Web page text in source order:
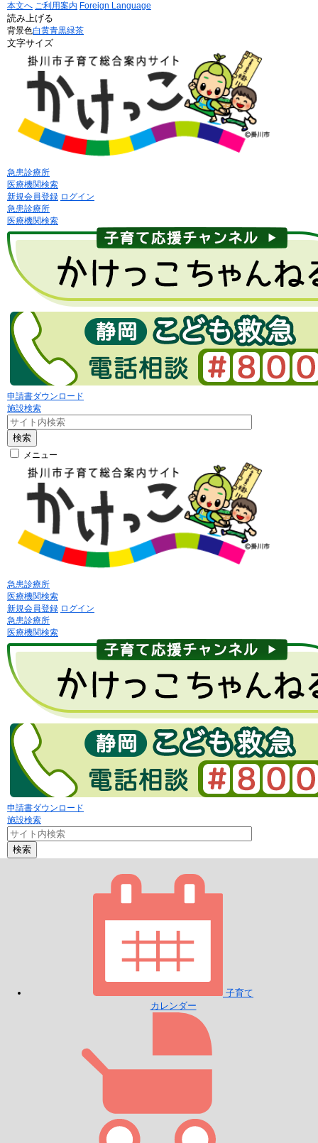
本文へ ご利用案内 Foreign Language
読み上げる
背景色白黄青黒緑茶
文字サイズ
急患診療所
医療機関検索
新規会員登録 ログイン
急患診療所
医療機関検索
申請書ダウンロード
施設検索
検索
メニュー
急患診療所
医療機関検索
新規会員登録 ログイン
急患診療所
医療機関検索
申請書ダウンロード
施設検索
検索
子育て
カレンダー